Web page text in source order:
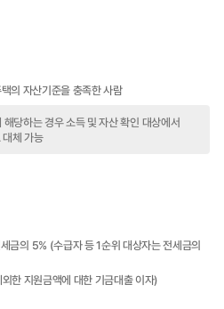
의 자산기준을 충족한 사람
당하는 경우 소득 및 자산 확인 대상에서
체 가능
금의 5% (수급자 등 1순위 대상자는 전세금의
한 지원금액에 대한 기금대출 이자)